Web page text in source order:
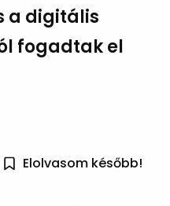
a digitális
fogadtak el
Elolvasom később!